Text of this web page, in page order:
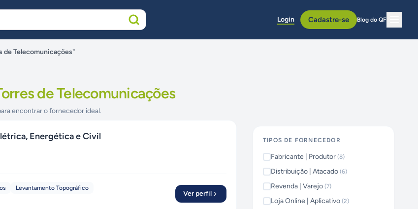
Login Cadastre-se Blog do QF
de Telecomunicações"
de Telecomunicações
encontrar o fornecedor ideal.
Energética e Civil
Levantamento Topográfico
Ver perfil
TIPOS DE FORNECEDOR
Fabricante | Produtor (8)
Distribuição | Atacado (6)
Revenda | Varejo (7)
Loja Online | Aplicativo (2)